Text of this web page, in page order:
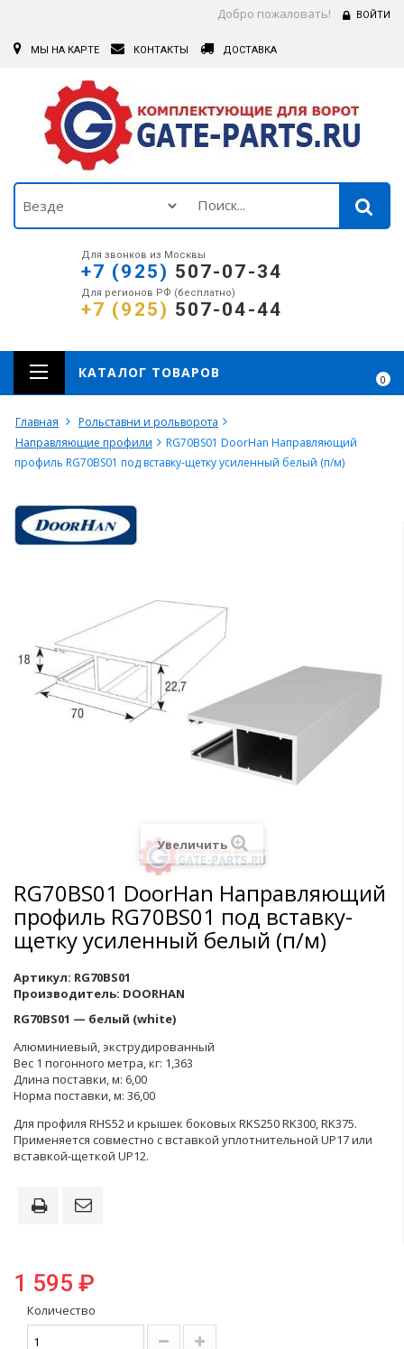
Добро пожаловать! ВОЙТИ
МЫ НА КАРТЕ КОНТАКТЫ ДОСТАВКА
Для звонков из Москвы
+7 (925) 507-07-34
Для регионов РФ (бесплатно)
+7 (925) 507-04-44
0
КАТАЛОГ ТОВАРОВ
Главная
Рольставни и рольворота
Направляющие профили
RG70BS01 DoorHan Направляющий
профиль RG70BS01 под вставку-щетку усиленный белый (п/м)
Увеличить
RG70BS01 DoorHan Направляющий
профиль RG70BS01 под вставку-
щетку усиленный белый (п/м)
Артикул: RG70BS01
Производитель: DOORHAN
RG70BS01 — белый (white)
Алюминиевый, экструдированный
Вес 1 погонного метра, кг: 1,363
Длина поставки, м: 6,00
Норма поставки, м: 36,00
Для профиля RHS52 и крышек боковых RKS250 RK300, RK375.
Применяется совместно с вставкой уплотнительной UP17 или
вставкой-щеткой UP12.
1 595 ₽
Количество